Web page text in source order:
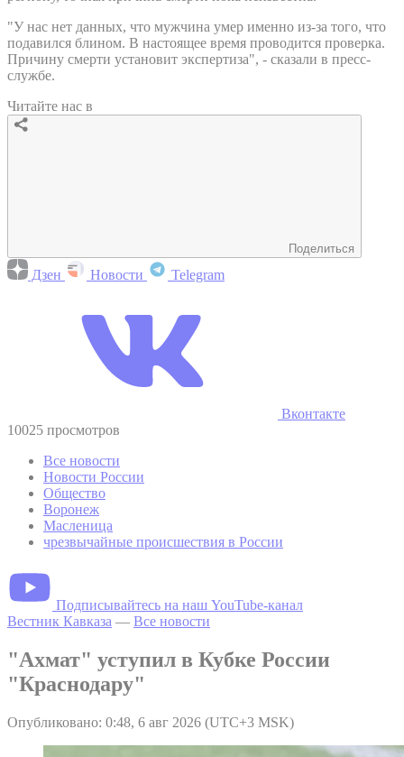
"У нас нет данных, что мужчина умер именно из-за того, что
подавился блином. В настоящее время проводится проверка.
Причину смерти установит экспертиза", - сказали в пресс-
службе.
Читайте нас в
Поделиться
Дзен Новости Telegram
Вконтакте
10025 просмотров
Все новости
Новости России
Общество
Воронеж
Масленица
чрезвычайные происшествия в России
Подписывайтесь на наш YouTube-канал
Вестник Кавказа — Все новости
"Ахмат" уступил в Кубке России
"Краснодару"
Опубликовано: 0:48, 6 авг 2026 (UTC+3 MSK)